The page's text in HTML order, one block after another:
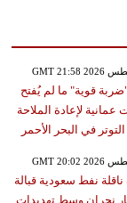
قوية" ما لم يُفتح
لإعادة الملاحة
في البحر الأحمر
نفط سعودية قبالة
نجران وسط تهديدات